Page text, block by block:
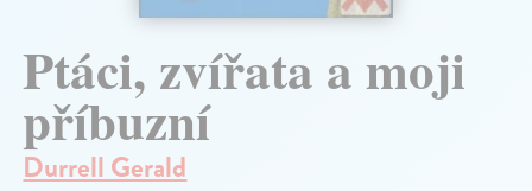
Ptáci, zvířata a moji
příbuzní
Durrell Gerald